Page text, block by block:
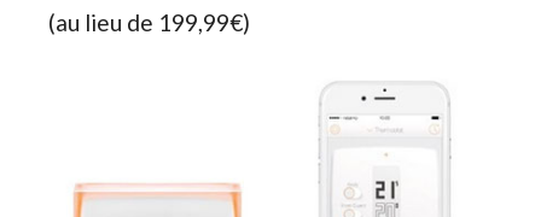
(au lieu de 199,99€)